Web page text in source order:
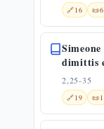
🔗16 📜6
dimittis
2,25-35
🔗19 📜1